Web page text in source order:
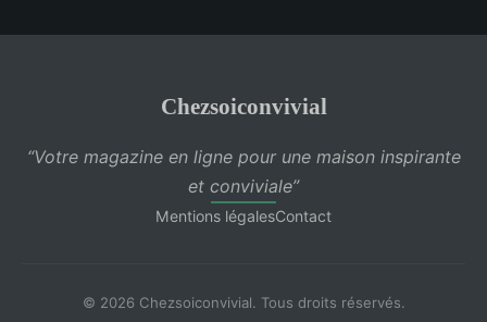
Chezsoiconvivial
“Votre magazine en ligne pour une maison inspirante
et conviviale”
Mentions légalesContact
© 2026 Chezsoiconvivial. Tous droits réservés.